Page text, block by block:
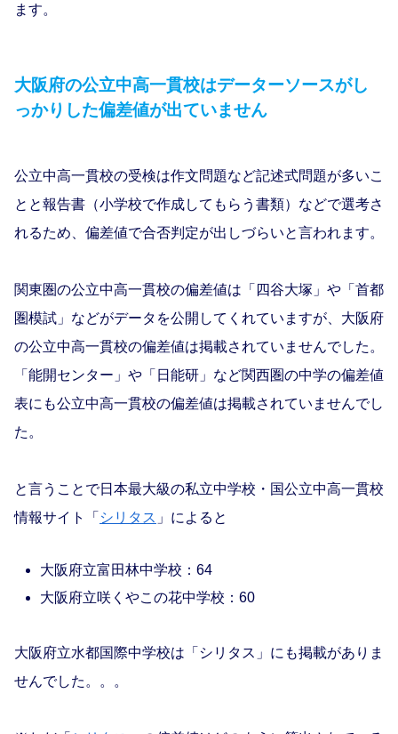
ます。
大阪府の公立中高一貫校はデーターソースがし
っかりした偏差値が出ていません
公立中高一貫校の受検は作文問題など記述式問題が多いこ
とと報告書（小学校で作成してもらう書類）などで選考さ
れるため、偏差値で合否判定が出しづらいと言われます。
関東圏の公立中高一貫校の偏差値は「四谷大塚」や「首都
圏模試」などがデータを公開してくれていますが、大阪府
の公立中高一貫校の偏差値は掲載されていませんでした。
「能開センター」や「日能研」など関西圏の中学の偏差値
表にも公立中高一貫校の偏差値は掲載されていませんでし
た。
と言うことで日本最大級の私立中学校・国公立中高一貫校
情報サイト「 シリタス 」によると
大阪府立富田林中学校：64
大阪府立咲くやこの花中学校：60
大阪府立水都国際中学校は「シリタス」にも掲載がありま
せんでした。。。